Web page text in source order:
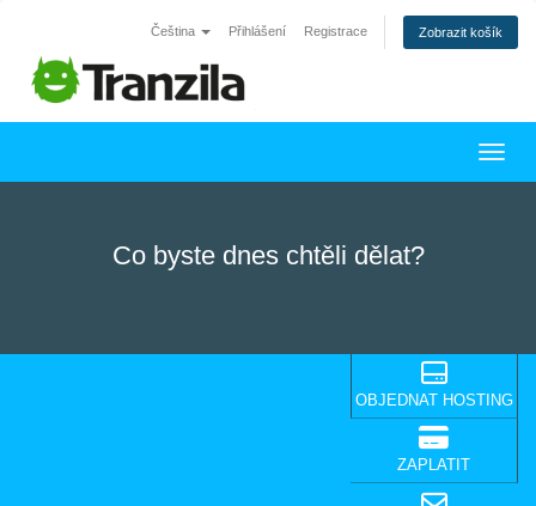
Čeština Přihlášení Registrace Zobrazit košík
Co byste dnes chtěli dělat?
OBJEDNAT HOSTING
ZAPLATIT